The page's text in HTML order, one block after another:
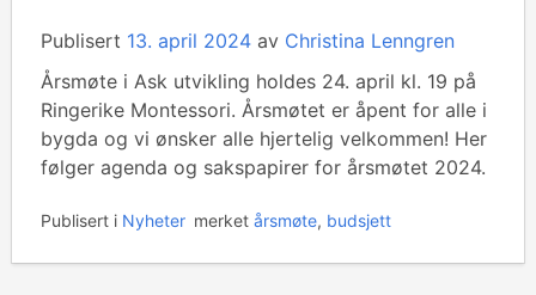
Publisert 13. april 2024 av Christina Lenngren
Årsmøte i Ask utvikling holdes 24. april kl. 19 på
Ringerike Montessori. Årsmøtet er åpent for alle i
bygda og vi ønsker alle hjertelig velkommen! Her
følger agenda og sakspapirer for årsmøtet 2024.
Publisert i Nyheter merket årsmøte, budsjett